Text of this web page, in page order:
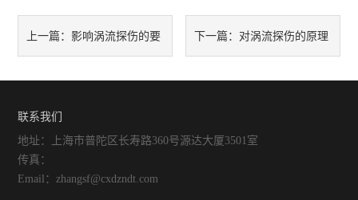
上一篇： 影响涡流探伤的要 下一篇： 对涡流探伤的原理
联系我们
地址：上海市普陀区长寿路360号源达大厦3501室
传真：
Email：zhangsf@cxdzndt.com